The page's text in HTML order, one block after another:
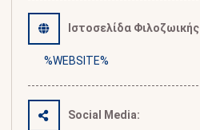
Ιστοσελίδα Φιλοζωικής
%WEBSITE%
Social Media: